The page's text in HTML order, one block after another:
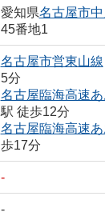
愛知県名古屋市
45番地1
名古屋市営東山線
5分
名古屋臨海高速
駅 徒歩12分
名古屋臨海高速
歩17分
-
-